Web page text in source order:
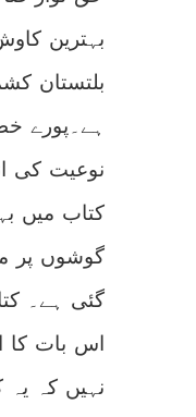
بہترین
بلتستان
ہے۔پورے
نوعیت کی
کتاب میں
گوشوں پر
گئی ہے۔
اس بات کا
نہیں کہ یہ